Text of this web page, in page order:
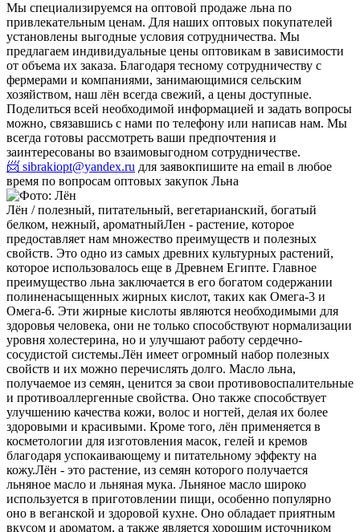
Мы специализируемся на оптовой продаже льна по
привлекательным ценам. Для наших оптовых покупателей
установлены выгодные условия сотрудничества. Мы
предлагаем индивидуальные цены оптовикам в зависимости
от объема их заказа. Благодаря тесному сотрудничеству с
фермерами и компаниями, занимающимися сельским
хозяйством, наш лён всегда свежий, а цены доступные.
Поделиться всей необходимой информацией и задать вопросы
можно, связавшись с нами по телефону или написав нам. Мы
всегда готовы рассмотреть ваши предпочтения и
заинтересованы во взаимовыгодном сотрудничестве.
📨 sibrakiopt@yandex.ru для заявокпишите на email в любое
время по вопросам оптовых закупок Льна
Лён / полезный, питательный, вегетарианский, богатый
белком, нежный, ароматныйЛен - растение, которое
предоставляет нам множество преимуществ и полезных
свойств. Это одно из самых древних культурных растений,
которое использовалось еще в Древнем Египте. Главное
преимущество льна заключается в его богатом содержании
полиненасыщенных жирных кислот, таких как Омега-3 и
Омега-6. Эти жирные кислоты являются необходимыми для
здоровья человека, они не только способствуют нормализации
уровня холестерина, но и улучшают работу сердечно-
сосудистой системы.Лён имеет огромный набор полезных
свойств и их можно перечислять долго. Масло льна,
получаемое из семян, ценится за свои противовоспалительные
и противоаллергенные свойства. Оно также способствует
улучшению качества кожи, волос и ногтей, делая их более
здоровыми и красивыми. Кроме того, лён применяется в
косметологии для изготовления масок, гелей и кремов
благодаря успокаивающему и питательному эффекту на
кожу.Лён - это растение, из семян которого получается
льняное масло и льняная мука. Льняное масло широко
используется в приготовлении пищи, особенно популярно
оно в веганской и здоровой кухне. Оно обладает приятным
вкусом и ароматом, а также является хорошим источником